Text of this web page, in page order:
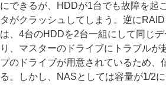
にできるが、HDDが1台でも故障を起
タがクラッシュしてしまう。逆に
は、4台のHDDを2台一組にして同じ
り、マスターのドライブにトラブルが
プのドライブが用意されているため、
る。しかし、NASとしては容量が1/2に